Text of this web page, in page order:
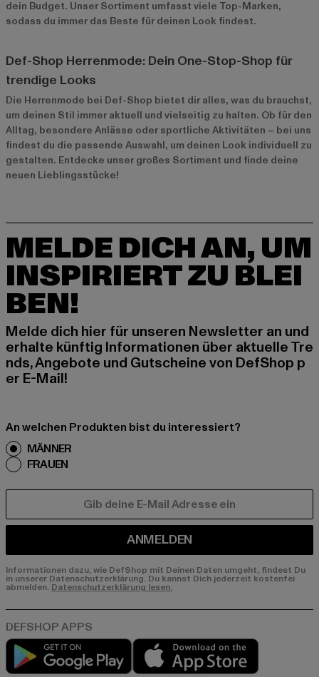
dein Budget. Unser Sortiment umfasst viele Top-Marken,
sodass du immer das Beste für deinen Look findest.
Def-Shop Herrenmode: Dein One-Stop-Shop für
trendige Looks
Die Herrenmode bei Def-Shop bietet dir alles, was du brauchst,
um deinen Stil immer aktuell und vielseitig zu halten. Ob für den
Alltag, besondere Anlässe oder sportliche Aktivitäten – bei uns
findest du die passende Auswahl, um deinen Look individuell zu
gestalten. Entdecke unser großes Sortiment und finde deine
neuen Lieblingsstücke!
MELDE DICH AN, UM
INSPIRIERT ZU BLEI
BEN!
Melde dich hier für unseren Newsletter an und
erhalte künftig Informationen über aktuelle Tre
nds, Angebote und Gutscheine von DefShop p
er E-Mail!
An welchen Produkten bist du interessiert?
MÄNNER
FRAUEN
ANMELDEN
Informationen dazu, wie DefShop mit Deinen Daten umgeht, findest Du
in unserer Datenschutzerklärung. Du kannst Dich jederzeit kostenfei
abmelden. Datenschutzerklärung lesen.
Play market